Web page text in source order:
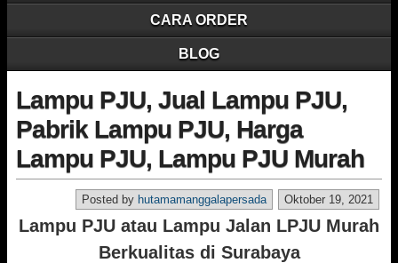
CARA ORDER
BLOG
Lampu PJU, Jual Lampu PJU,
Pabrik Lampu PJU, Harga
Lampu PJU, Lampu PJU Murah
Oktober 19, 2021
Posted by hutamamanggalapersada
Lampu PJU atau Lampu Jalan LPJU Murah
Berkualitas di Surabaya